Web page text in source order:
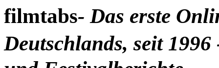
filmtabs- Das erste
Deutschlands, seit